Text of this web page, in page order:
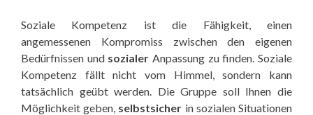
Soziale Kompetenz ist die Fähigkeit, einen
angemessenen Kompromiss zwischen den eigenen
Bedürfnissen und sozialer Anpassung zu finden. Soziale
Kompetenz fällt nicht vom Himmel, sondern kann
tatsächlich geübt werden. Die Gruppe soll Ihnen die
Möglichkeit geben, selbstsicher in sozialen Situationen